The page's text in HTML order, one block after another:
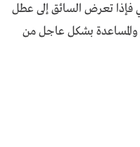
فإذا تعرض السائق إلى عطل
بشكل عاجل من